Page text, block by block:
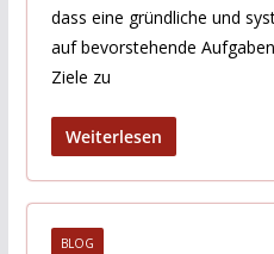
dass eine gründliche und
auf bevorstehende
Ziele zu
Weiterlesen
BLOG